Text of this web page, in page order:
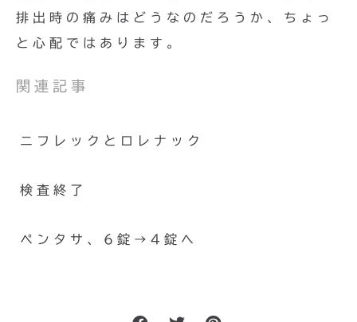
排出時の痛みはどうなのだろうか、ちょっ
と心配ではあります。
関連記事
ニフレックとロレナック
検査終了
ペンタサ、6錠→4錠へ